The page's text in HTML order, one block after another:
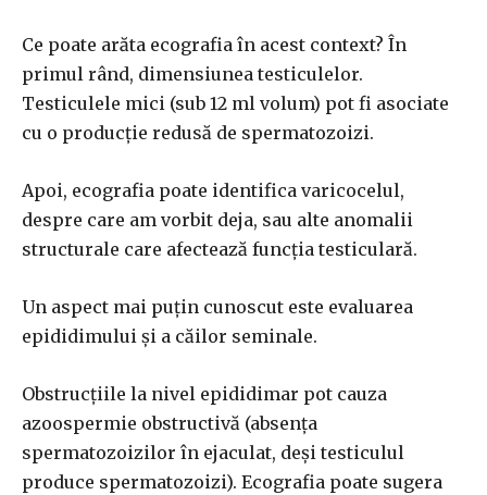
Ce poate arăta ecografia în acest context? În
primul rând, dimensiunea testiculelor.
Testiculele mici (sub 12 ml volum) pot fi asociate
cu o producție redusă de spermatozoizi.
Apoi, ecografia poate identifica varicocelul,
despre care am vorbit deja, sau alte anomalii
structurale care afectează funcția testiculară.
Un aspect mai puțin cunoscut este evaluarea
epididimului și a căilor seminale.
Obstrucțiile la nivel epididimar pot cauza
azoospermie obstructivă (absența
spermatozoizilor în ejaculat, deși testiculul
produce spermatozoizi). Ecografia poate sugera